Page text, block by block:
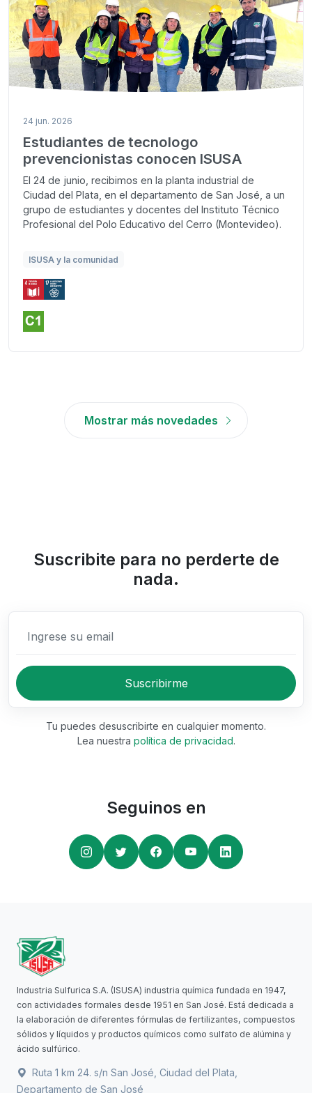
24 jun. 2026
Estudiantes de tecnologo
prevencionistas conocen ISUSA
El 24 de junio, recibimos en la planta industrial de
Ciudad del Plata, en el departamento de San José, a un
grupo de estudiantes y docentes del Instituto Técnico
Profesional del Polo Educativo del Cerro (Montevideo).
ISUSA y la comunidad
Mostrar más novedades
Suscribite para no perderte de
nada.
Suscribirme
Tu puedes desuscribirte en cualquier momento.
Lea nuestra política de privacidad.
Seguinos en
Industria Sulfurica S.A. (ISUSA) industria química fundada en 1947,
con actividades formales desde 1951 en San José. Está dedicada a
la elaboración de diferentes fórmulas de fertilizantes, compuestos
sólidos y líquidos y productos químicos como sulfato de alúmina y
ácido sulfúrico.
Ruta 1 km 24. s/n San José, Ciudad del Plata,
Departamento de San José